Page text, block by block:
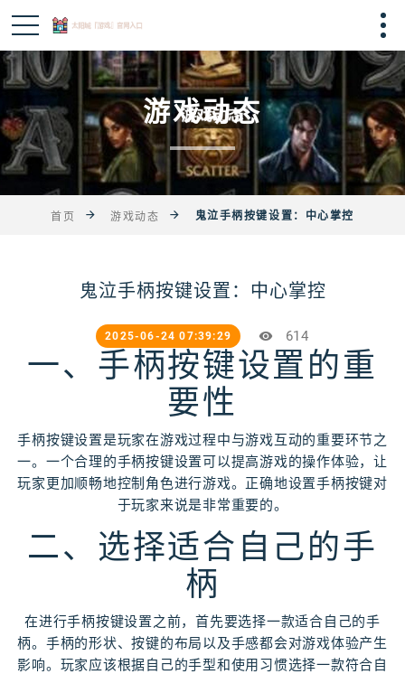
游戏动态
首页 游戏动态 鬼泣手柄按键设置：中心掌控
鬼泣手柄按键设置：中心掌控
2025-06-24 07:39:29 614
一、手柄按键设置的重
要性
手柄按键设置是玩家在游戏过程中与游戏互动的重要环节之
一。一个合理的手柄按键设置可以提高游戏的操作体验，让
玩家更加顺畅地控制角色进行游戏。正确地设置手柄按键对
于玩家来说是非常重要的。
二、选择适合自己的手
柄
在进行手柄按键设置之前，首先要选择一款适合自己的手
柄。手柄的形状、按键的布局以及手感都会对游戏体验产生
影响。玩家应该根据自己的手型和使用习惯选择一款符合自